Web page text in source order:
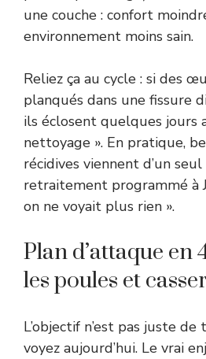
une couche : confort
environnement moins sain.
Reliez ça au cycle : si des
planqués dans une fissure
ils éclosent quelques jours
nettoyage ». En pratique,
récidives viennent d’un
retraitement programmé à
on ne voyait plus rien ».
Plan d’attaque en
les poules et
L’objectif n’est pas juste
voyez aujourd’hui. Le vrai